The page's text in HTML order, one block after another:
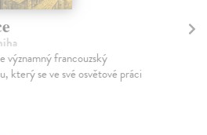
významný francouzský
který se ve své osvětové práci